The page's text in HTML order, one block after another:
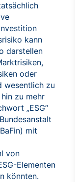
kann
darstellen
oder
wesentlich zu
zu mehr
„ESG“
mit
von
Elementen
könnten.